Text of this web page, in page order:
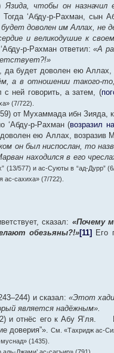
Язида, чтобы он назначил
Тогда ‘Абду-р-Рахман, сын
доволен им Аллах, не
и великодушие к
р-Рахман ответил:«А
да будет доволен ею Аллах,
а в отношении такого-
ней говорить, а затем, (
(7/722).
от Мухаммада ибн Зияда,
‘Абду-р-Рахман (возразил
ею Аллах, возразив
он был ниспослан, то
находился в его
577) и ас-Суюты в “ад-Дурр”
сахиха» (7/722).
сказал: «Почему
обезьяны?!»[11] Его
и сказал:«Этот
является надёжным».
и отнёс его к Абу Я’ля.
доверия”».
См. «Тахридж ас-
(1435).
Джами’ ас-сагъир» (791).